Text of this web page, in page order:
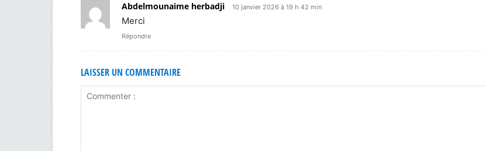
Abdelmounaime herbadji 10 janvier 2026 à 19 h 42 min
Merci
Répondre
LAISSER UN COMMENTAIRE